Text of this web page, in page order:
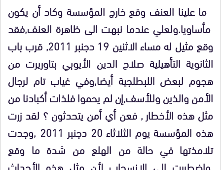
ما علينا العنف وقع خارج المؤسسة وكاد أن يكون
مأساويا.ولعلي عندما نبهت الى ظاهرة العنف,فقد
وقع مثيل له مساء الاثنين 19 دجنبر 2011, قرب باب
الثانوية التأهيلية صلاح الدين الأيوبي بتاوريرت من
هجوم لبعض اللبطلجية أيضا,وفي غياب تام لرجال
الأمن والذين وللأسف,إن لم يحموا فلذات أكبادنا من
مثل هذه الأخطار , فعن أي أمن يتحدثون ؟ لقد زرت
هذه المؤسسة يوم الثلاثاء 20 دجنبر 2011 ,وجدت
تلامذتها في حالة من الهلع من شدة ما وقع